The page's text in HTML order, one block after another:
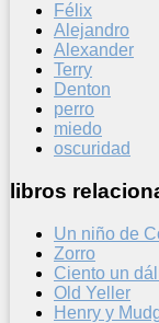
Félix
Alejandro
Alexander
Terry
Denton
perro
miedo
oscuridad
libros
Un niño de
Zorro
Ciento un
Old Yeller
Henry y